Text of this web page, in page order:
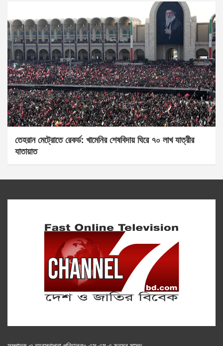
তেহরান মেট্রোতে রেকর্ড: খামেনির শেষবিদায় ঘিরে ৭০ লাখ যাত্রীর
যাতায়াত